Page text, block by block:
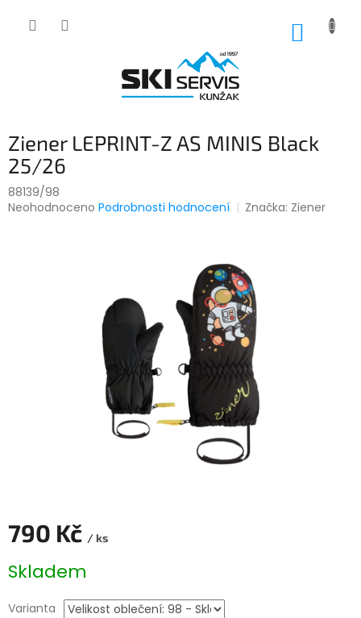
Ziener LEPRINT-Z AS MINIS Black
25/26
88139/98
Průměrné
Neohodnoceno Podrobnosti hodnocení Značka: Ziener
790 Kč / ks
cena:
Skladem
Varianta